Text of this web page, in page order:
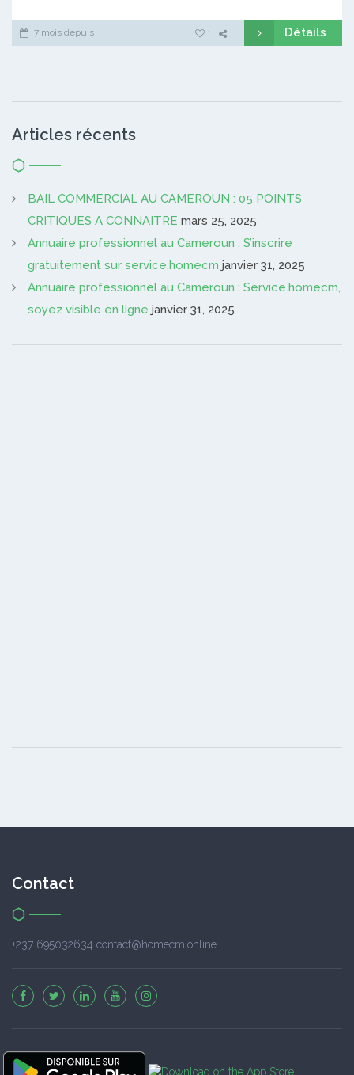
7 mois depuis 1 Détails
Articles récents
BAIL COMMERCIAL AU CAMEROUN : 05 POINTS
CRITIQUES A CONNAITRE mars 25, 2025
Annuaire professionnel au Cameroun : S’inscrire
gratuitement sur service.homecm janvier 31, 2025
Annuaire professionnel au Cameroun : Service.homecm,
soyez visible en ligne janvier 31, 2025
Contact
+237 695032634 contact@homecm.online